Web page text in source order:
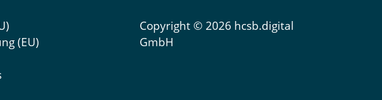
(EU)
Copyright © 2026 hcsb.digital
GmbH